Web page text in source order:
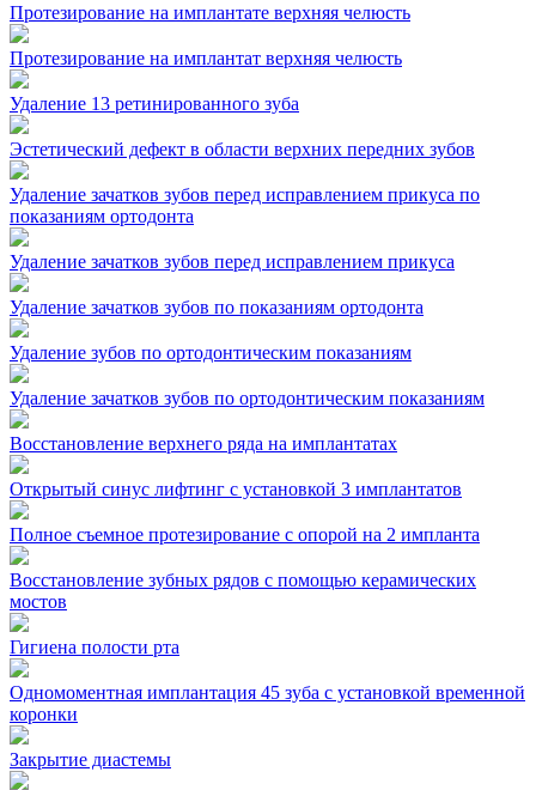
Протезирование на имплантате верхняя челюсть
Протезирование на имплантат верхняя челюсть
Удаление 13 ретинированного зуба
Эстетический дефект в области верхних передних зубов
Удаление зачатков зубов перед исправлением прикуса по
показаниям ортодонта
Удаление зачатков зубов перед исправлением прикуса
Удаление зачатков зубов по показаниям ортодонта
Удаление зубов по ортодонтическим показаниям
Удаление зачатков зубов по ортодонтическим показаниям
Восстановление верхнего ряда на имплантатах
Открытый синус лифтинг с установкой 3 имплантатов
Полное съемное протезирование с опорой на 2 импланта
Восстановление зубных рядов с помощью керамических
мостов
Гигиена полости рта
Одномоментная имплантация 45 зуба с установкой временной
коронки
Закрытие диастемы